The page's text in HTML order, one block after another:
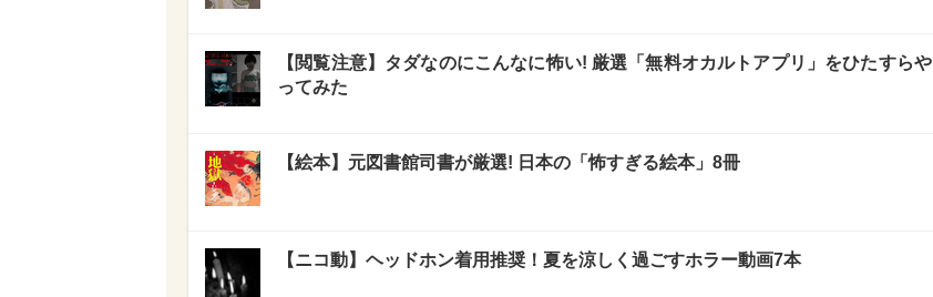
【閲覧注意】タダなのにこんなに怖い! 厳選「無料オカルトアプリ」をひたすらや
ってみた
【絵本】元図書館司書が厳選! 日本の「怖すぎる絵本」8冊
【ニコ動】ヘッドホン着用推奨！夏を涼しく過ごすホラー動画7本